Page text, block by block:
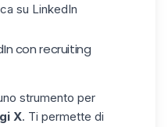
su LinkedIn
con recruiting
strumento per
X. Ti permette di